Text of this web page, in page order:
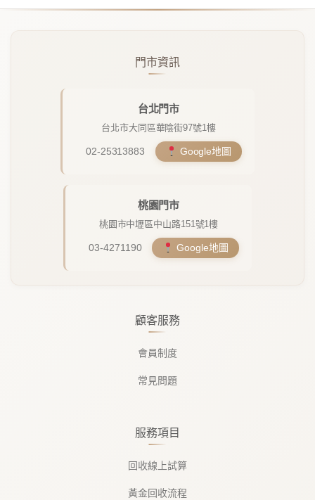
顧客服務
會員制度
常見問題
服務項目
回收線上試算
黃金回收流程
門市資訊
台北門市
台北市大同區華陰街97號1樓
02-25313883 Google地圖
桃園門市
桃園市中壢區中山路151號1樓
03-4271190 Google地圖